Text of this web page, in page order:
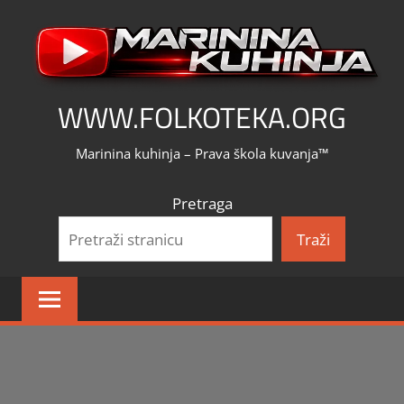
content
WWW.FOLKOTEKA.ORG
Marinina kuhinja – Prava škola kuvanja™
Pretraga
Traži